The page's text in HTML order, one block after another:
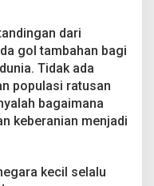
dari
gol tambahan bagi
Tidak ada
populasi ratusan
bagaimana
keberanian menjadi
kecil selalu